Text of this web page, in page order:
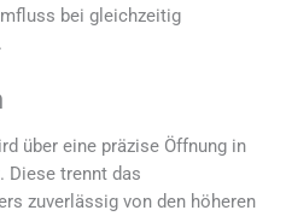
bei gleichzeitig
über eine präzise Öffnung in
Diese trennt das
zuverlässig von den höheren